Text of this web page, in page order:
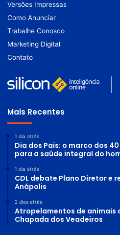
Versões Impressas
Como Anunciar
Trabalhe Conosco
Marketing Digital
Contato
Mais Recentes
1 dia atrás
Dia dos Pais: o marco dos
para a saúde integral do
1 dia atrás
CDL debate Plano Diretor e
Anápolis
2 dias atrás
Atropelamentos de animais
Chapada dos Veadeiros